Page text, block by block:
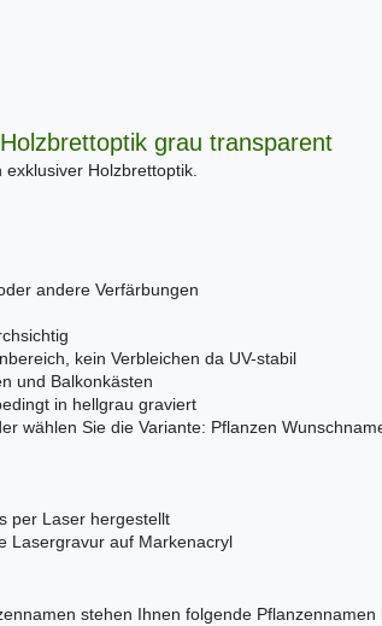
grau transparent
Holzbrettoptik.
andere Verfärbungen
kein Verbleichen da UV-stabil
und Balkonkästen
in hellgrau graviert
wählen Sie die Variante: Pflanzen
per Laser hergestellt
Lasergravur auf Markenacryl
stehen Ihnen folgende Pflanzennamen